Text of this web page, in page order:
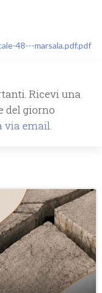
48---marsala.pdf.pdf
Ricevi una
del giorno
via email.